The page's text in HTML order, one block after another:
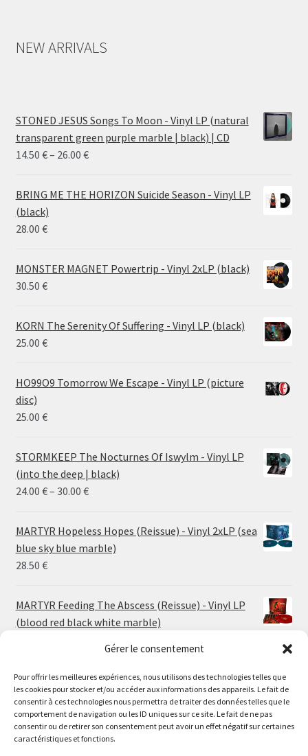
Gérer le consentement
Pour offrir les meilleures expériences, nous utilisons des technologies telles que
les cookies pour stocker et/ou accéder aux informations des appareils. Le fait de
consentir à ces technologies nous permettra de traiter des données telles que le
comportement de navigation ou les ID uniques sur ce site. Le fait de ne pas
consentir ou de retirer son consentement peut avoir un effet négatif sur certaines
caractéristiques et fonctions.
Le magasin de Lyon sera fermé du 30 juillet au 17 août
inclus. Les commandes seront expédiées à partir du 18
NEW ARRIVALS
STONED JESUS Songs To Moon - Vinyl LP (natural
transparent green purple marble | black) | CD
14.50 €– 26.00 €Price
14.50 €
BRING ME THE HORIZON Suicide Season - Vinyl LP
(black)
28.00 €
MONSTER MAGNET Powertrip - Vinyl 2xLP (black)
30.50 €
KORN The Serenity Of Suffering - Vinyl LP (black)
25.00 €
HO99O9 Tomorrow We Escape - Vinyl LP (picture
disc)
25.00 €
STORMKEEP The Nocturnes Of Iswylm - Vinyl LP
(into the deep | black)
24.00 €– 30.00 €Price
24.00 €
through
30.00 €
MARTYR Hopeless Hopes (Reissue) - Vinyl 2xLP (sea
blue sky blue marble)
28.50 €
MARTYR Feeding The Abscess (Reissue) - Vinyl LP
(blood red black white marble)
MARTYR Warp Zone (Reissue) - Vinyl LP (swamp
green orange marble)
23.00€